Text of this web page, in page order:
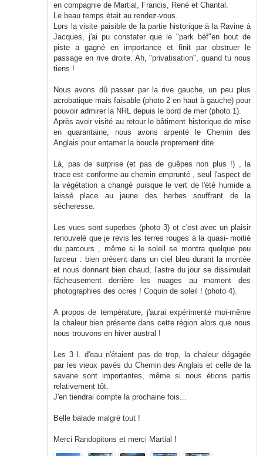
en compagnie de Martial, Francis, René et Chantal.
Le beau temps était au rendez-vous.
Lors la visite paisible de la partie historique à la Ravine à
Jacques, j'ai pu constater que le "park bèf"en bout de
piste a gagné en importance et finit par obstruer le
passage en rive droite. Ah, "privatisation", quand tu nous
tiens !
Nous avons dû passer par la rive gauche, un peu plus
acrobatique mais faisable (photo 2 en haut à gauche) pour
pouvoir admirer la NRL depuis le bord de mer (photo 1).
Après avoir visité au retour le bâtiment historique de mise
en quarantaine, nous avons arpenté le Chemin des
Anglais pour entamer la boucle proprement dite.
Là, pas de surprise (et pas de guêpes non plus !) , la
trace est conforme au chemin emprunté , seul l'aspect de
la végétation a changé puisque le vert de l'été humide a
laissé place au jaune des herbes souffrant de la
sècheresse.
Les vues sont superbes (photo 3) et c'est avec un plaisir
renouvelé que je revis les terres rouges à la quasi- moitié
du parcours , même si le soleil se montra quelque peu
farceur : bien présent dans un ciel bleu durant la montée
et nous donnant bien chaud, l'astre du jour se dissimulait
fâcheusement derrière les nuages au moment des
photographies des ocres ! Coquin de soleil ! (photo 4).
A propos de température, j'aurai expérimenté moi-même
la chaleur bien présente dans cette région alors que nous
nous trouvons en hiver austral !
Les 3 l. d'eau n'étaient pas de trop, la chaleur dégagée
par les vieux pavés du Chemin des Anglais et celle de la
savane sont importantes, même si nous étions partis
relativement tôt.
J'en tiendrai compte la prochaine fois...
Belle balade malgré tout !
Merci Randopitons et merci Martial !